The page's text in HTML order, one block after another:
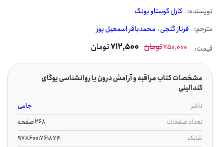
نويسنده: کارل گوستاو یونگ
مترجم: فرناز گنجی محمدباقر اسمعیل پور
قیمت: 750,000تومان 712,500تومان
مشخصات کتاب مراقبه و آرامش درون یا روانشناسی یوگای
کندالینی
ناشر
جامی
تعداد صفحات
268 صفحه
شابک
9786001761874